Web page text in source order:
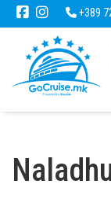
+389